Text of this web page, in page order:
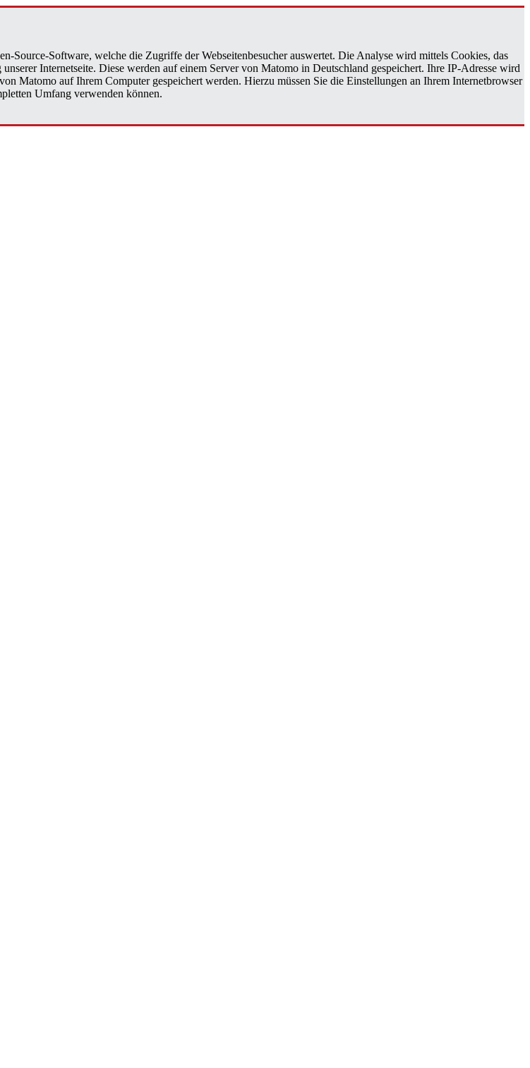
Source-Software, welche die Zugriffe der Webseitenbesucher auswertet. Die Analyse wird mittels Cookies, das
Internetseite. Diese werden auf einem Server von Matomo in Deutschland gespeichert. Ihre IP-Adresse wird
Matomo auf Ihrem Computer gespeichert werden. Hierzu müssen Sie die Einstellungen an Ihrem Internetbrowser
Umfang verwenden können.